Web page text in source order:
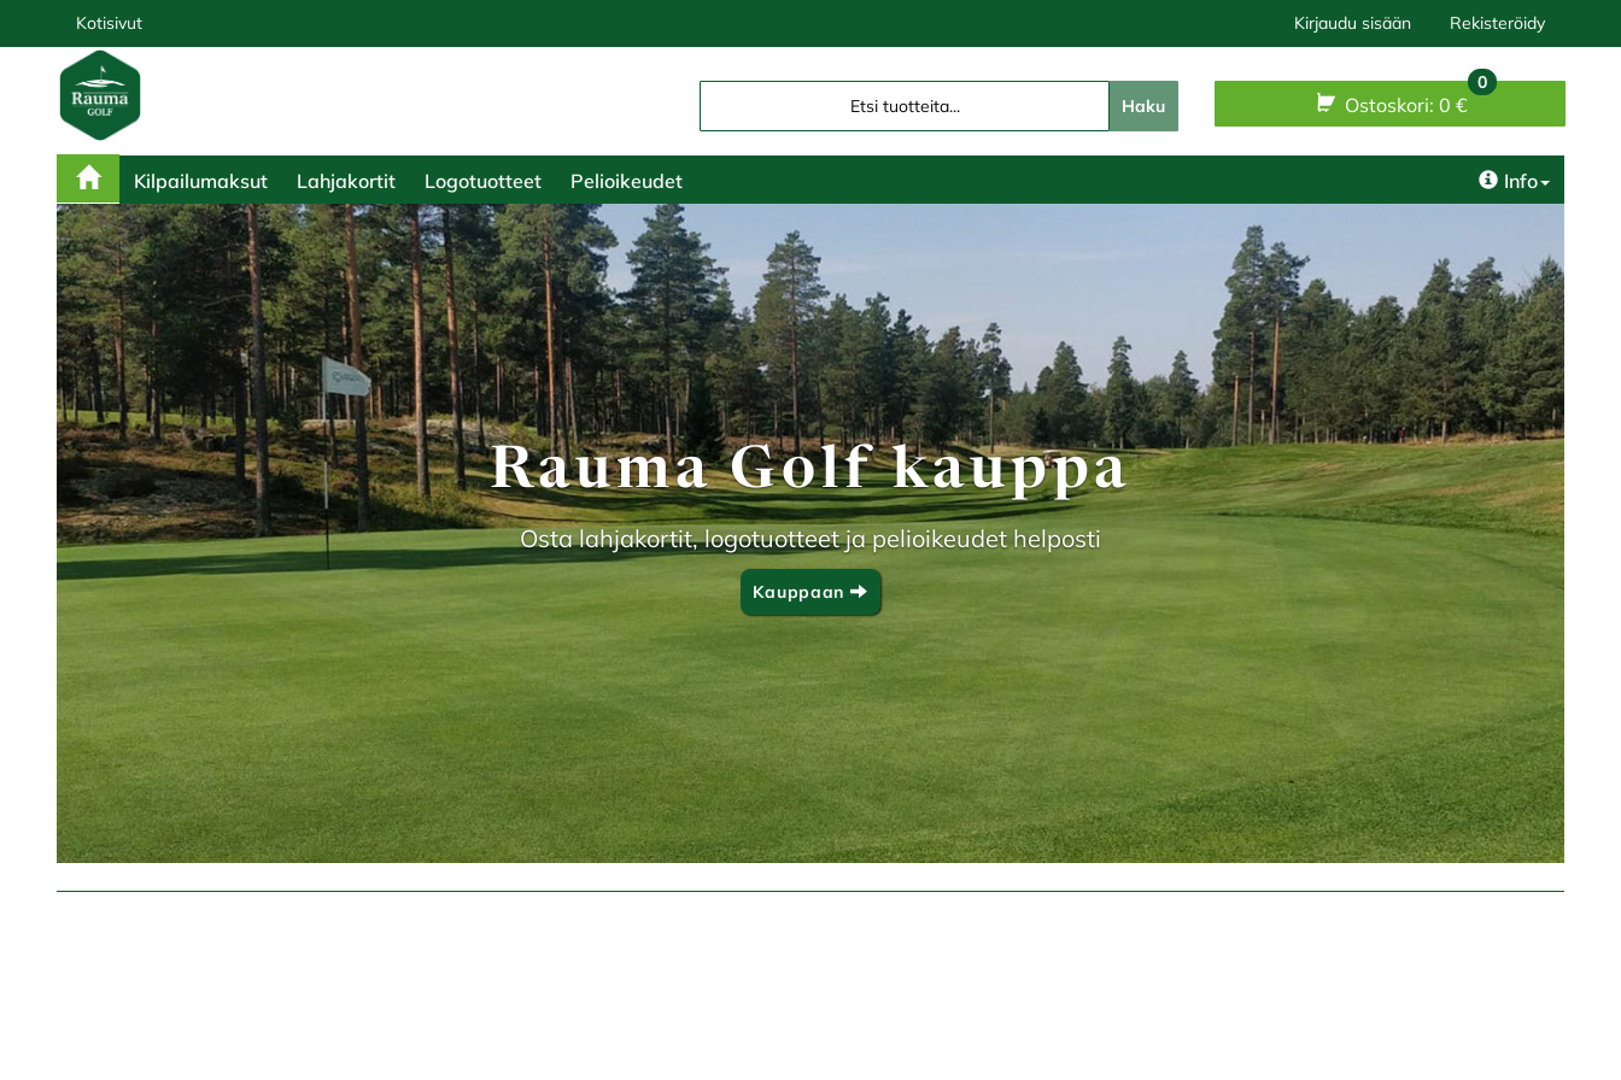
Kotisivut Kirjaudu sisään Rekisteröidy
Haku Ostoskori: 0 €
0
Kilpailumaksut Lahjakortit Logotuotteet Pelioikeudet Info
Rauma Golf kauppa
Osta lahjakortit, logotuotteet ja pelioikeudet helposti
Kauppaan